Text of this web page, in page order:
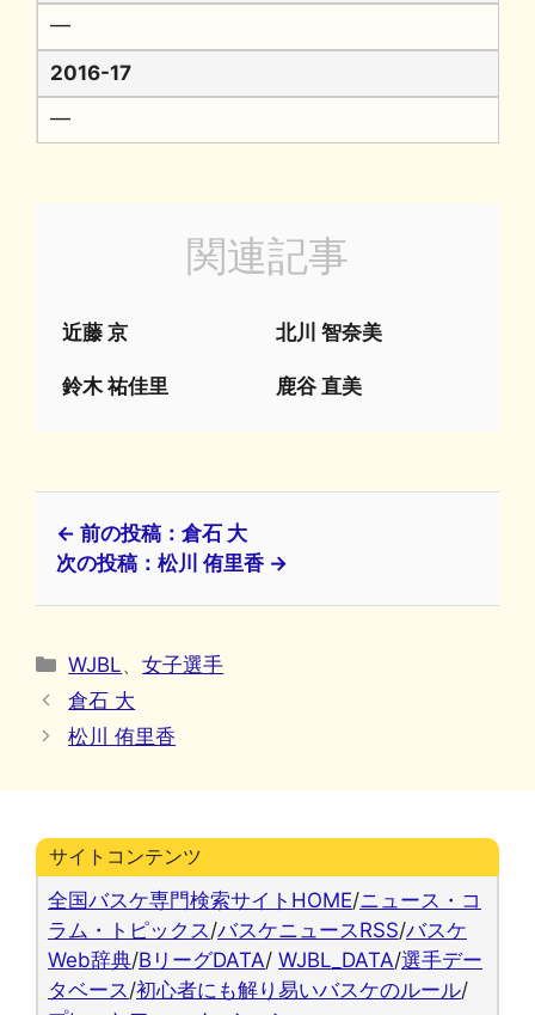
━
2016-17
━
関連記事
近藤 京 北川 智奈美
鈴木 祐佳里 鹿谷 直美
← 前の投稿：倉石 大
次の投稿：松川 侑里香 →
カ
テ
リ
WJBL、女子選手
倉石 大
松川 侑里香
サイトコンテンツ
全国バスケ専門検索サイトHOME/ニュース・コ
ラム・トピックス /バスケニュースRSS/バスケ
Web辞典/BリーグDATA/ WJBL_DATA/選手デー
タベース /初心者にも解り易いバスケのルール/